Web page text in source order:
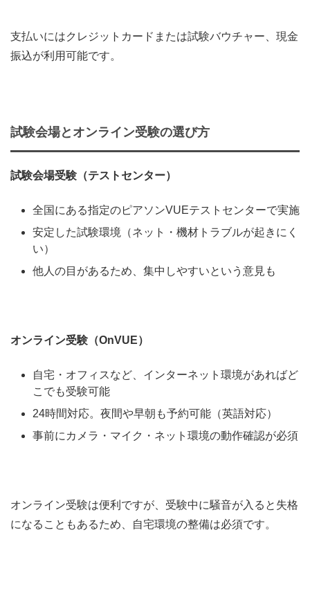
支払いにはクレジットカードまたは試験バウチャー、現金
振込が利用可能です。
試験会場とオンライン受験の選び方
試験会場受験（テストセンター）
全国にある指定のピアソンVUEテストセンターで実施
安定した試験環境（ネット・機材トラブルが起きにく
い）
他人の目があるため、集中しやすいという意見も
オンライン受験（OnVUE）
自宅・オフィスなど、インターネット環境があればど
こでも受験可能
24時間対応。夜間や早朝も予約可能（英語対応）
事前にカメラ・マイク・ネット環境の動作確認が必須
オンライン受験は便利ですが、受験中に騒音が入ると失格
になることもあるため、自宅環境の整備は必須です。